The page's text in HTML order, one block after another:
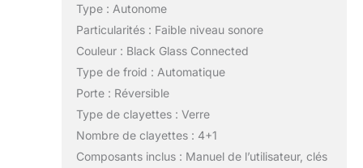
Type : Autonome
Particularités : Faible niveau sonore
Couleur : Black Glass Connected
Type de froid : Automatique
Porte : Réversible
Type de clayettes : Verre
Nombre de clayettes : 4+1
Composants inclus : Manuel de l’utilisateur, clés